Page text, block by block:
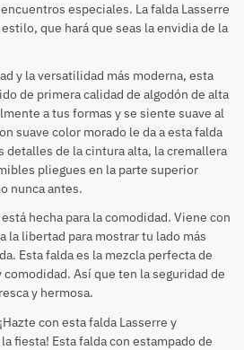
especiales. La falda Lasserre
que hará que seas la envidia de la
y la versatilidad más moderna, esta
de primera calidad de algodón de alta
a tus formas y se siente suave al
suave color morado le da a esta falda
detalles de la cintura alta, la cremallera
pliegues en la parte superior
nunca antes.
hecha para la comodidad. Viene con
la libertad para mostrar tu lado más
Esta falda es la mezcla perfecta de
Así que ten la seguridad de
y hermosa.
con esta falda Lasserre y
fiesta! Esta falda con estampado de